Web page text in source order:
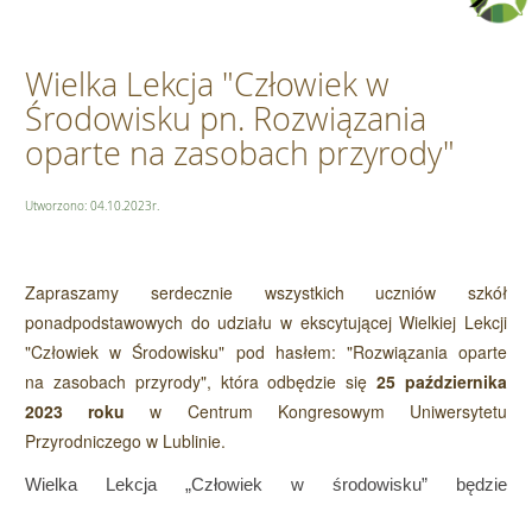
Wielka Lekcja "Człowiek w
Środowisku pn. Rozwiązania
oparte na zasobach przyrody"
Utworzono: 04.10.2023r.
Zapraszamy serdecznie wszystkich uczniów szkół
ponadpodstawowych do udziału w ekscytującej Wielkiej Lekcji
"Człowiek w Środowisku" pod hasłem: "Rozwiązania oparte
na zasobach przyrody", która odbędzie się25 października
2023 roku w Centrum Kongresowym Uniwersytetu
Przyrodniczego w Lublinie.
Wielka Lekcja „Człowiek w środowisku” będzie